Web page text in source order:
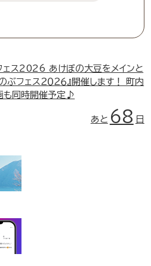
ェス2026 あけぼの大豆をメインと
のぶフェス２０２６』開催します！ 町内
も同時開催予定♪
あと 68 日